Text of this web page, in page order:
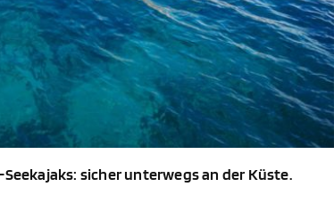
sicher unterwegs an der Küste.